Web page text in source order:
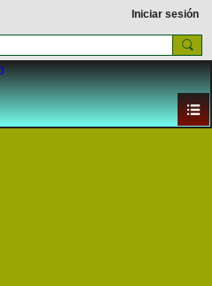
Iniciar sesión